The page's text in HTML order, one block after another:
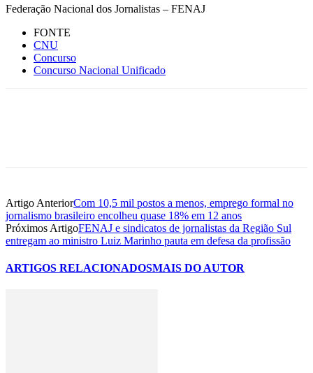
Federação Nacional dos Jornalistas – FENAJ
FONTE
CNU
Concurso
Concurso Nacional Unificado
Artigo AnteriorCom 10,5 mil postos a menos, emprego formal no
jornalismo brasileiro encolheu quase 18% em 12 anos
Próximos ArtigoFENAJ e sindicatos de jornalistas da Região Sul
entregam ao ministro Luiz Marinho pauta em defesa da profissão
ARTIGOS RELACIONADOSMAIS DO AUTOR